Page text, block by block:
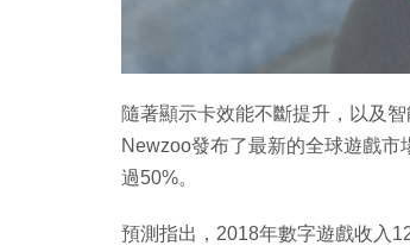
隨著顯示卡效能不斷提升，以及
Newzoo發布了最新的全球遊戲
過50%。
預測指出，2018年數字遊戲收入